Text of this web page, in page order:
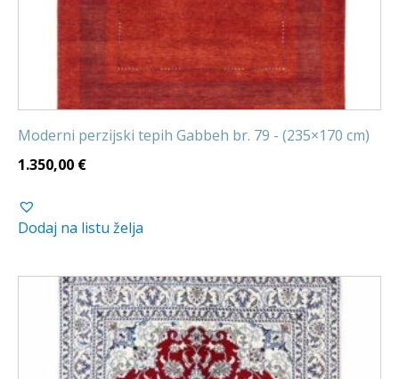
Moderni perzijski tepih Gabbeh br. 79 - (235×170 cm)
1.350,00 €
Dodaj na listu želja